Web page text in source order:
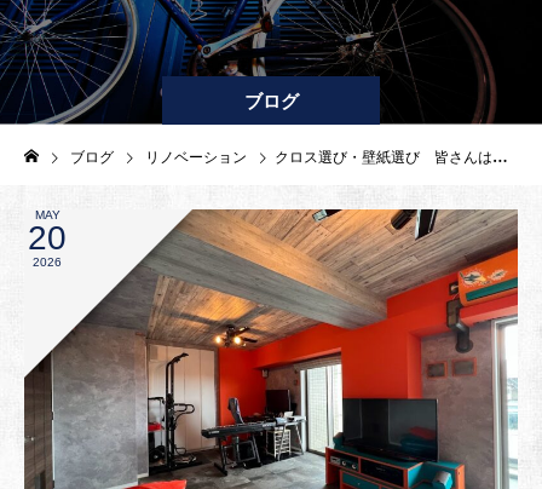
ブログ
ブログ リノベーション クロス選び・壁紙選び 皆さんはどうしてる？
MAY
20
2026